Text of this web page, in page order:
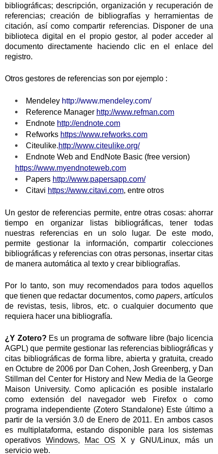
bibliográficas; descripción, organización y recuperación de
referencias; creación de bibliografías y herramientas de
citación, así como compartir referencias. Disponer de una
biblioteca digital en el propio gestor, al poder acceder al
documento directamente haciendo clic en el enlace del
registro.
Otros gestores de referencias son por ejemplo :
Mendeley http://www.mendeley.com/
Reference Manager http://www.refman.com
Endnote http://endnote.com
Refworks https://www.refworks.com
Citeulike.http://www.citeulike.org/
Endnote Web and EndNote Basic (free version)
https://www.myendnoteweb.com
Papers http://www.papersapp.com/
Citavi https://www.citavi.com, entre otros
Un gestor de referencias permite, entre otras cosas: ahorrar
tiempo en organizar listas bibliográficas, tener todas
nuestras referencias en un solo lugar. De este modo,
permite gestionar la información, compartir colecciones
bibliográficas y referencias con otras personas, insertar citas
de manera automática al texto y crear bibliografías.
Por lo tanto, son muy recomendados para todos aquellos
que tienen que redactar documentos, como papers, artículos
de revistas, tesis, libros, etc. o cualquier documento que
requiera hacer una bibliografía.
¿Y Zotero? Es un programa de software libre (bajo licencia
AGPL) que permite gestionar las referencias bibliográficas y
citas bibliográficas de forma libre, abierta y gratuita, creado
en Octubre de 2006 por Dan Cohen, Josh Greenberg, y Dan
Stillman del Center for History and New Media de la George
Maison University. Como aplicación es posible instalarlo
como extensión del navegador web Firefox o como
programa independiente (Zotero Standalone) Este último a
partir de la versión 3.0 de Enero de 2011. En ambos casos
es multiplataforma, estando disponible para los sistemas
operativosWindows, Mac OS X y GNU/Linux, más un
servicio web.